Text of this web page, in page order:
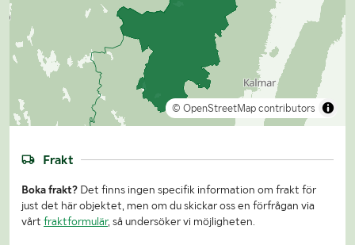
© OpenStreetMap contributors
Frakt
Boka frakt? Det finns ingen specifik information om frakt för
just det här objektet, men om du skickar oss en förfrågan via
vårt fraktformulär, så undersöker vi möjligheten.